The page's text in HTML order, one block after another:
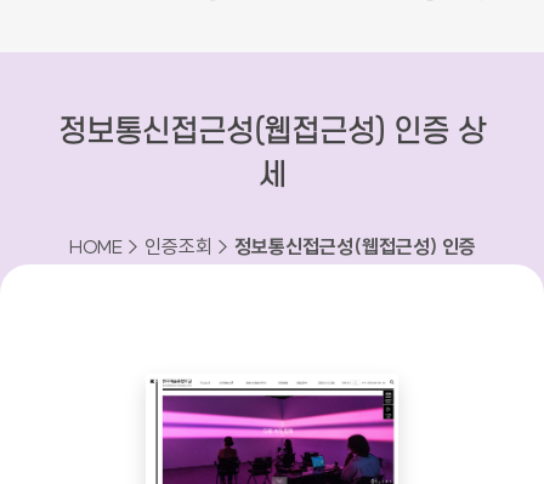
정보통신접근성(웹접근성) 인증 상
세
HOME > 인증조회 > 정보통신접근성(웹접근성) 인증